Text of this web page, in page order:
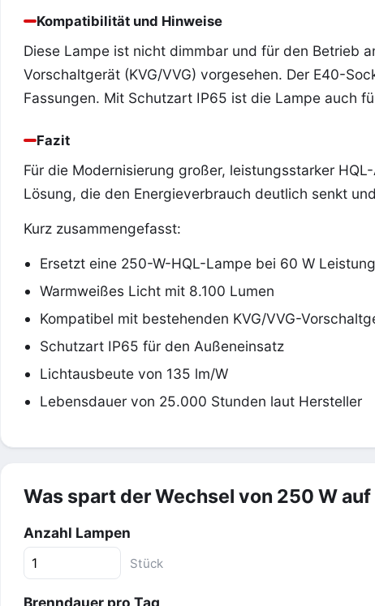
Kompatibilität und Hinweise
Diese Lampe ist nicht dimmbar und für den Betrieb
Vorschaltgerät (KVG/VVG) vorgesehen. Der E40-
Fassungen. Mit Schutzart IP65 ist die Lampe auch
Fazit
Für die Modernisierung großer, leistungsstarker
Lösung, die den Energieverbrauch deutlich senkt
Kurz zusammengefasst:
Ersetzt eine 250-W-HQL-Lampe bei 60 W
Warmweißes Licht mit 8.100 Lumen
Kompatibel mit bestehenden KVG/VVG-
Schutzart IP65 für den Außeneinsatz
Lichtausbeute von 135 lm/W
Lebensdauer von 25.000 Stunden laut Hersteller
Was spart der Wechsel von 250 W auf
Anzahl Lampen
Stück
Brenndauer pro Tag